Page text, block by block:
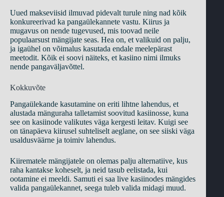
Uued makseviisid ilmuvad pidevalt turule ning nad kõik
konkureerivad ka pangaülekannete vastu. Kiirus ja
mugavus on nende tugevused, mis toovad neile
populaarsust mängijate seas. Hea on, et valikuid on palju,
ja igaühel on võimalus kasutada endale meelepärast
meetodit. Kõik ei soovi näiteks, et kasiino nimi ilmuks
nende pangaväljavõttel.
Kokkuvõte
Pangaülekande kasutamine on eriti lihtne lahendus, et
alustada mänguraha talletamist soovitud kasiinosse, kuna
see on kasiinode valikutes väga kergesti leitav. Kuigi see
on tänapäeva kiirusel suhteliselt aeglane, on see siiski väga
usaldusväärne ja toimiv lahendus.
Kiirematele mängijatele on olemas palju alternatiive, kus
raha kantakse koheselt, ja neid tasub eelistada, kui
ootamine ei meeldi. Samuti ei saa live kasiinodes mängides
valida pangaülekannet, seega tuleb valida midagi muud.